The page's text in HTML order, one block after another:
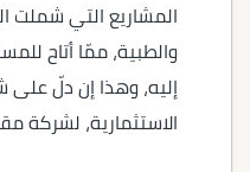
المشاريع التي شملت
والطبية، ممّا أتاح
إليه، وهذا إن دلّ
الاستثمارية، لشركة